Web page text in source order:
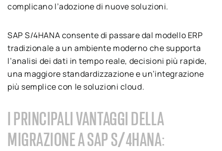
complicano l’adozione di nuove soluzioni.
SAP S/4HANA consente di passare dal modello ERP
tradizionale a un ambiente moderno che supporta
l’analisi dei dati in tempo reale, decisioni più rapide,
una maggiore standardizzazione e un’integrazione
più semplice con le soluzioni cloud.
I PRINCIPALI VANTAGGI DELLA
MIGRAZIONE A SAP S/4HANA: